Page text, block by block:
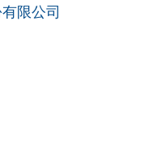
限公司